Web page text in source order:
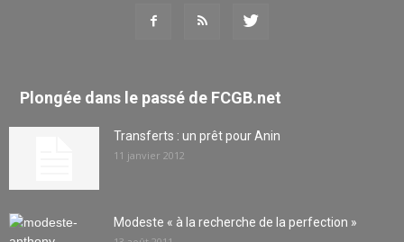
Plongée dans le passé de FCGB.net
Transferts : un prêt pour Anin
11 janvier 2012
Modeste « à la recherche de la perfection »